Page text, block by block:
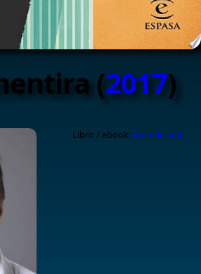
(2017)
Libro / ebook: Juan del Val